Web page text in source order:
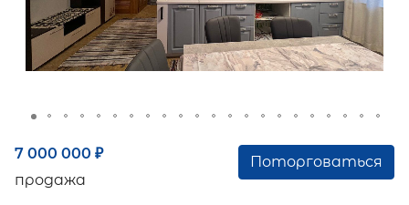
7 000 000 ₽
продажа
Поторговаться